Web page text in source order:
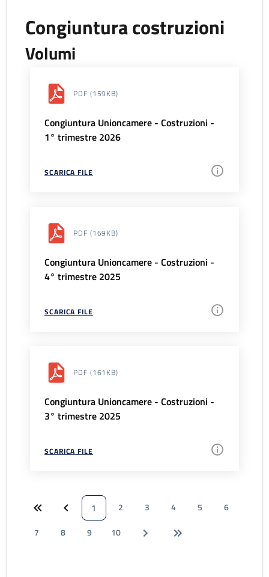
Congiuntura costruzioni
Volumi
PDF (159KB)
Congiuntura Unioncamere - Costruzioni -
1° trimestre 2026
SCARICA FILE
PDF (169KB)
Congiuntura Unioncamere - Costruzioni -
4° trimestre 2025
SCARICA FILE
PDF (161KB)
Congiuntura Unioncamere - Costruzioni -
3° trimestre 2025
SCARICA FILE
1 2 3 4 5
6
7
8 9 10